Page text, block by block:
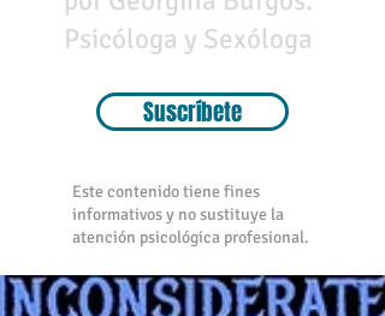
Psicóloga y Sexóloga
Suscríbete
Este contenido tiene fines
informativos y no sustituye la
atención psicológica profesional.